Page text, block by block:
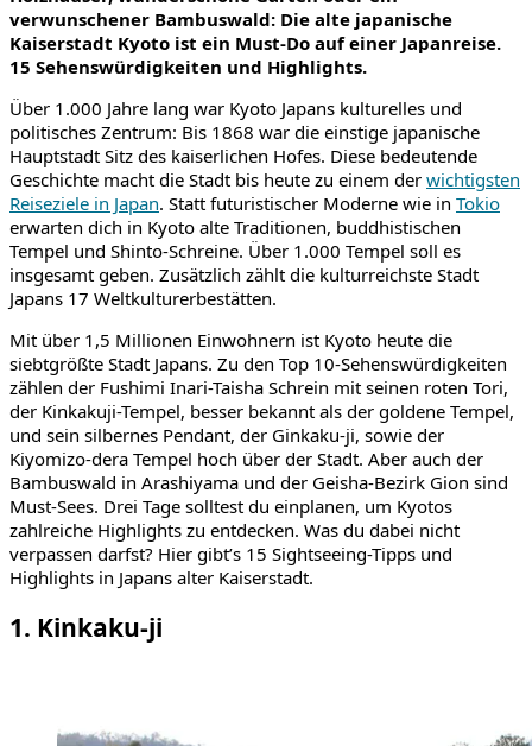
verwunschener Bambuswald: Die alte japanische
Kaiserstadt Kyoto ist ein Must-Do auf einer Japanreise.
15 Sehenswürdigkeiten und Highlights.
Über 1.000 Jahre lang war Kyoto Japans kulturelles und
politisches Zentrum: Bis 1868 war die einstige japanische
Hauptstadt Sitz des kaiserlichen Hofes. Diese bedeutende
Geschichte macht die Stadt bis heute zu einem der wichtigsten
Reiseziele in Japan. Statt futuristischer Moderne wie in Tokio
erwarten dich in Kyoto alte Traditionen, buddhistischen
Tempel und Shinto-Schreine. Über 1.000 Tempel soll es
insgesamt geben. Zusätzlich zählt die kulturreichste Stadt
Japans 17 Weltkulturerbestätten.
Mit über 1,5 Millionen Einwohnern ist Kyoto heute die
siebtgrößte Stadt Japans. Zu den Top 10-Sehenswürdigkeiten
zählen der Fushimi Inari-Taisha Schrein mit seinen roten Tori,
der Kinkakuji-Tempel, besser bekannt als der goldene Tempel,
und sein silbernes Pendant, der Ginkaku-ji, sowie der
Kiyomizo-dera Tempel hoch über der Stadt. Aber auch der
Bambuswald in Arashiyama und der Geisha-Bezirk Gion sind
Must-Sees. Drei Tage solltest du einplanen, um Kyotos
zahlreiche Highlights zu entdecken. Was du dabei nicht
verpassen darfst? Hier gibt’s 15 Sightseeing-Tipps und
Highlights in Japans alter Kaiserstadt.
1. Kinkaku-ji